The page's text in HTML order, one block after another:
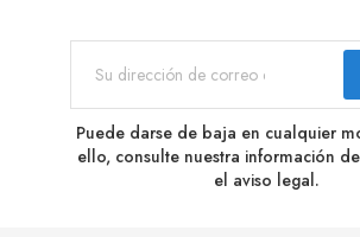
Puede darse de baja en cualquier
ello, consulte nuestra información
el aviso legal.